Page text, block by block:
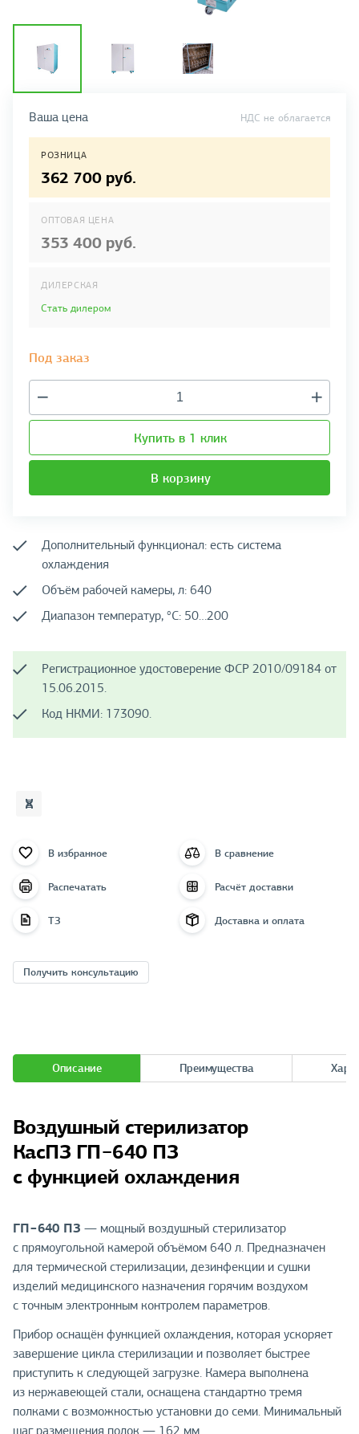
Ваша цена НДС не облагается
РОЗНИЦА
362 700 руб.
ОПТОВАЯ ЦЕНА
353 400 руб.
ДИЛЕРСКАЯ
Стать дилером
Под заказ
Купить в 1 клик
В корзину
Дополнительный функционал: есть система
охлаждения
Объём рабочей камеры, л: 640
Диапазон температур, °C: 50…200
Регистрационное удостоверение ФСР 2010/09184 от
15.06.2015.
Код НКМИ: 173090.
В избранное В сравнение
Распечатать Расчёт доставки
ТЗ Доставка и оплата
Получить консультацию
Описание Преимущества
Воздушный стерилизатор
КасПЗ ГП−640 ПЗ
с функцией охлаждения
ГП−640 ПЗ — мощный воздушный стерилизатор
с прямоугольной камерой объёмом 640 л. Предназначен
для термической стерилизации, дезинфекции и сушки
изделий медицинского назначения горячим воздухом
с точным электронным контролем параметров.
Прибор оснащён функцией охлаждения, которая ускоряет
завершение цикла стерилизации и позволяет быстрее
приступить к следующей загрузке. Камера выполнена
из нержавеющей стали, оснащена стандартно тремя
полками с возможностью установки до семи. Минимальный
шаг размещения полок — 162 мм.